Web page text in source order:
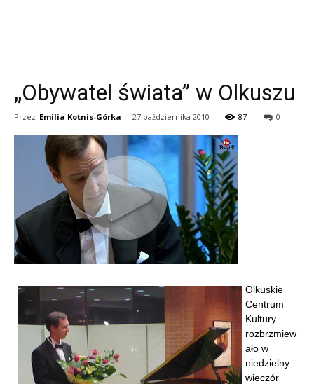
„Obywatel świata” w Olkuszu
Przez Emilia Kotnis-Górka - 27 października 2010 87 0
Olkuskie
Centrum
Kultury
rozbrzmiew
ało w
niedzielny
wieczór